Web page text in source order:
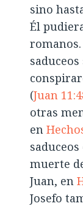
sino
Él
(Juan
otras
en
muerte
Juan, en
Josefo